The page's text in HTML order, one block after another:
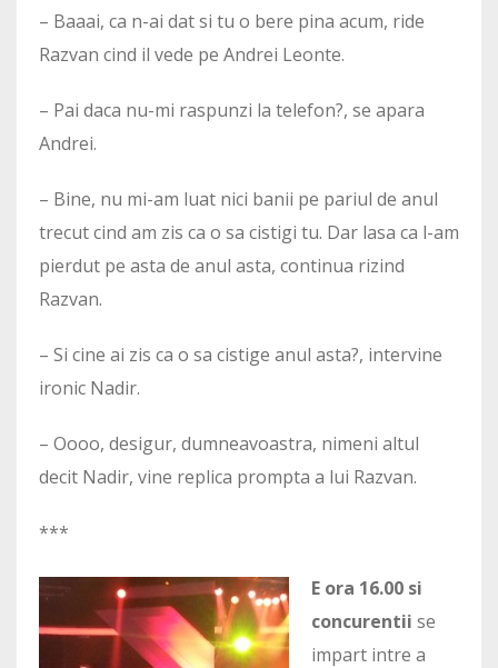
– Baaai, ca n-ai dat si tu o bere pina acum, ride
Razvan cind il vede pe Andrei Leonte.
– Pai daca nu-mi raspunzi la telefon?, se apara
Andrei.
– Bine, nu mi-am luat nici banii pe pariul de anul
trecut cind am zis ca o sa cistigi tu. Dar lasa ca l-am
pierdut pe asta de anul asta, continua rizind
Razvan.
– Si cine ai zis ca o sa cistige anul asta?, intervine
ironic Nadir.
– Oooo, desigur, dumneavoastra, nimeni altul
decit Nadir, vine replica prompta a lui Razvan.
***
E ora 16.00 si
concurentii se
impart intre a